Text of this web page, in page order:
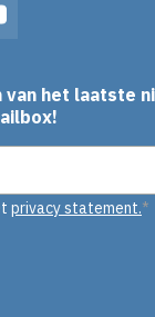
het laatste
privacy statement.